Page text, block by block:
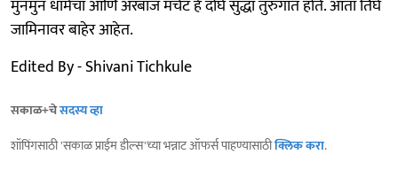
मुनमुन धामेचा आणि अरबाज मर्चंट हे दोघे सुद्धा तुरुंगात होते. आता तिघे
जामिनावर बाहेर आहेत.
Edited By - Shivani Tichkule
सकाळ+चेसदस्य व्हा
शॉपिंगसाठी 'सकाळ प्राईम डील्स'च्या भन्नाट ऑफर्स पाहण्यासाठीक्लिक करा.